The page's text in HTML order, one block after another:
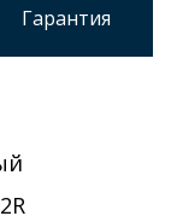
Гарантия